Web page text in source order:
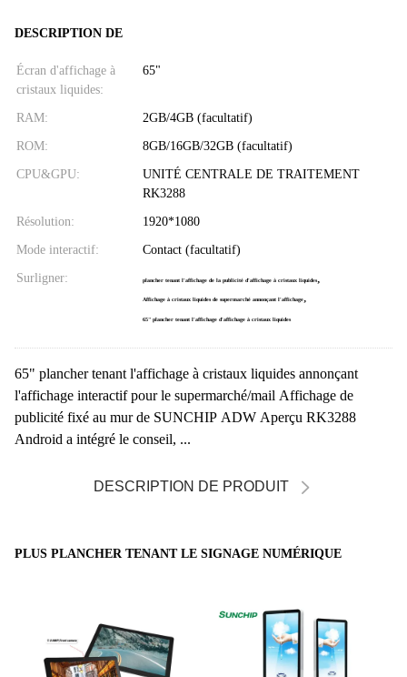
DESCRIPTION DE
Écran d'affichage à
cristaux liquides:
65"
RAM: 2GB/4GB (facultatif)
ROM: 8GB/16GB/32GB (facultatif)
CPU&GPU:
UNITÉ CENTRALE DE TRAITEMENT
RK3288
Résolution: 1920*1080
Mode interactif: Contact (facultatif)
Surligner: plancher tenant l'affichage de la publicité d'affichage à cristaux liquides,
Affichage à cristaux liquides de supermarché annonçant l'affichage,
65" plancher tenant l'affichage d'affichage à cristaux liquides
65" plancher tenant l'affichage à cristaux liquides annonçant
l'affichage interactif pour le supermarché/mail Affichage de
publicité fixé au mur de SUNCHIP ADW Aperçu RK3288
Android a intégré le conseil, ...
DESCRIPTION DE PRODUIT
PLUS PLANCHER TENANT LE SIGNAGE NUMÉRIQUE